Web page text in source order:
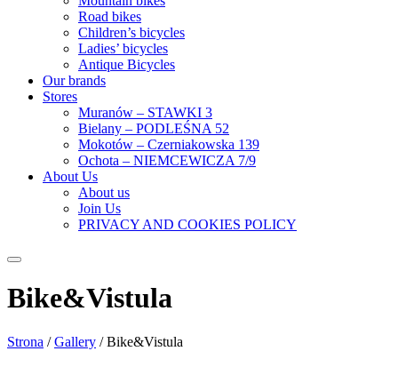
Road bikes
Children’s bicycles
Ladies’ bicycles
Antique Bicycles
Our brands
Stores
Muranów – STAWKI 3
Bielany – PODLEŚNA 52
Mokotów – Czerniakowska 139
Ochota – NIEMCEWICZA 7/9
About Us
About us
Join Us
PRIVACY AND COOKIES POLICY
Bike&Vistula
Strona /Gallery /Bike&Vistula